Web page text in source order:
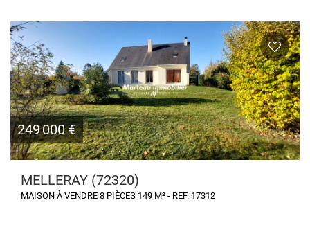
249 000 €
MELLERAY (72320)
MAISON À VENDRE 8 PIÈCES 149 M² - REF. 17312